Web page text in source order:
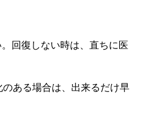
回復しない時は、直ちに医
ある場合は、出来るだけ早